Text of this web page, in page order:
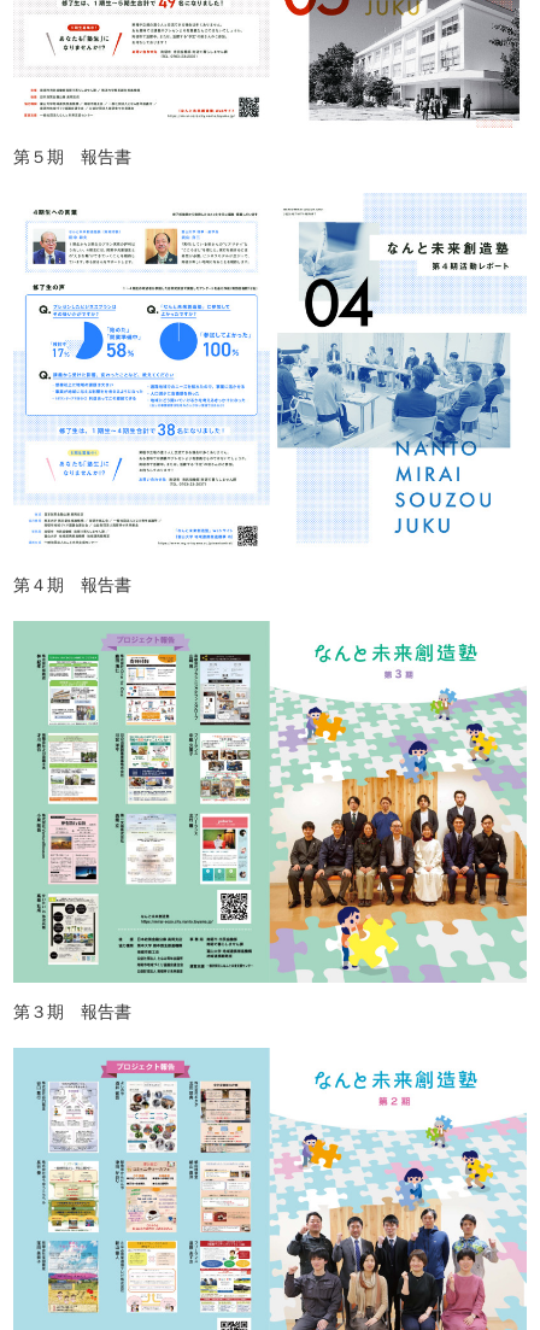
第５期 報告書
第４期 報告書
第３期 報告書